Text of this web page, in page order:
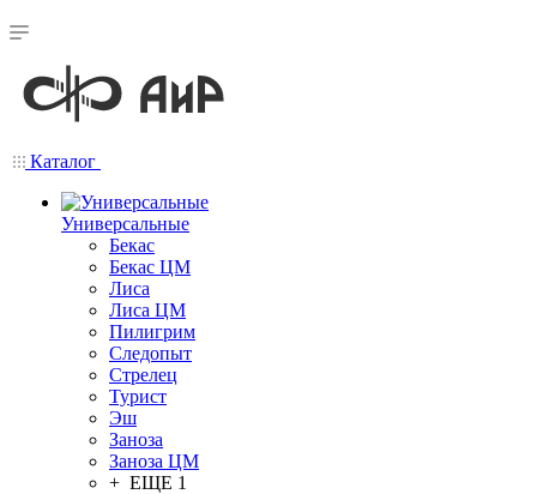
Каталог
Универсальные
Бекас
Бекас ЦМ
Лиса
Лиса ЦМ
Пилигрим
Следопыт
Стрелец
Турист
Эш
Заноза
Заноза ЦМ
+ ЕЩЕ 1